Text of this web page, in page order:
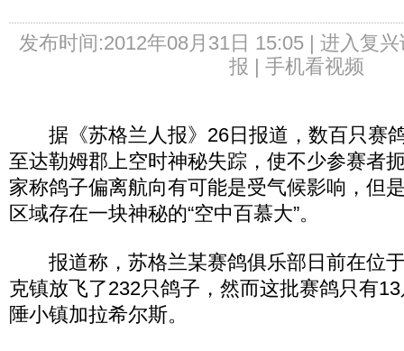
发布时间:2012年08月31日 15:05 | 进入复兴
报 | 手机看视频
据《苏格兰人报》26日报道，数百只赛
至达勒姆郡上空时神秘失踪，使不少参赛者
家称鸽子偏离航向有可能是受气候影响，但
区域存在一块神秘的“空中百慕大”。
报道称，苏格兰某赛鸽俱乐部日前在位
克镇放飞了232只鸽子，然而这批赛鸽只有
陲小镇加拉希尔斯。